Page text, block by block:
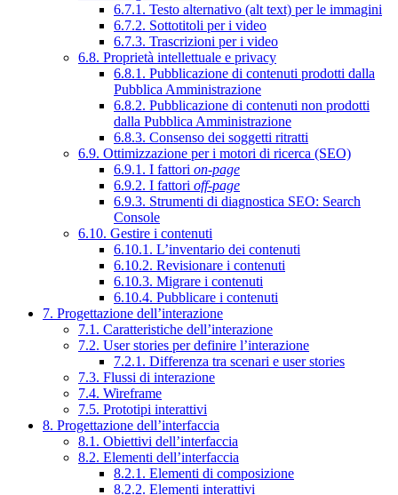
6.7.1. Testo alternativo (alt text) per le immagini
6.7.2. Sottotitoli per i video
6.7.3. Trascrizioni per i video
6.8. Proprietà intellettuale e privacy
6.8.1. Pubblicazione di contenuti prodotti dalla
Pubblica Amministrazione
6.8.2. Pubblicazione di contenuti non prodotti
dalla Pubblica Amministrazione
6.8.3. Consenso dei soggetti ritratti
6.9. Ottimizzazione per i motori di ricerca (SEO)
6.9.1. I fattori on-page
6.9.2. I fattori off-page
6.9.3. Strumenti di diagnostica SEO: Search
Console
6.10. Gestire i contenuti
6.10.1. L’inventario dei contenuti
6.10.2. Revisionare i contenuti
6.10.3. Migrare i contenuti
6.10.4. Pubblicare i contenuti
7. Progettazione dell’interazione
7.1. Caratteristiche dell’interazione
7.2. User stories per definire l’interazione
7.2.1. Differenza tra scenari e user stories
7.3. Flussi di interazione
7.4. Wireframe
7.5. Prototipi interattivi
8. Progettazione dell’interfaccia
8.1. Obiettivi dell’interfaccia
8.2. Elementi dell’interfaccia
8.2.1. Elementi di composizione
8.2.2. Elementi interattivi